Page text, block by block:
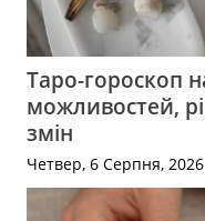
Таро-гороскоп
можливостей,
змін
Четвер, 6 Серпня, 2026